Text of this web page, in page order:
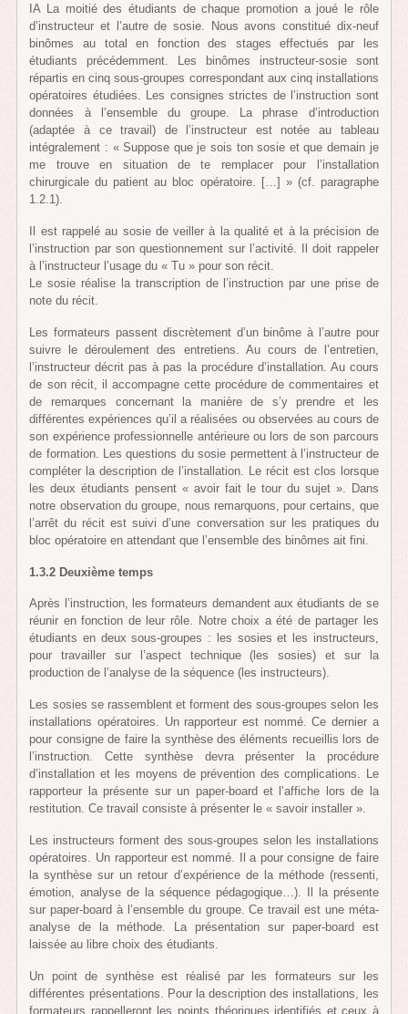
IA La moitié des étudiants de chaque promotion a joué le rôle
d’instructeur et l’autre de sosie. Nous avons constitué dix-neuf
binômes au total en fonction des stages effectués par les
étudiants précédemment. Les binômes instructeur-sosie sont
répartis en cinq sous-groupes correspondant aux cinq installations
opératoires étudiées. Les consignes strictes de l’instruction sont
données à l’ensemble du groupe. La phrase d’introduction
(adaptée à ce travail) de l’instructeur est notée au tableau
intégralement : « Suppose que je sois ton sosie et que demain je
me trouve en situation de te remplacer pour l’installation
chirurgicale du patient au bloc opératoire. […] » (cf. paragraphe
1.2.1).
Il est rappelé au sosie de veiller à la qualité et à la précision de
l’instruction par son questionnement sur l’activité. Il doit rappeler
à l’instructeur l’usage du « Tu » pour son récit.
Le sosie réalise la transcription de l’instruction par une prise de
note du récit.
Les formateurs passent discrètement d’un binôme à l’autre pour
suivre le déroulement des entretiens. Au cours de l’entretien,
l’instructeur décrit pas à pas la procédure d’installation. Au cours
de son récit, il accompagne cette procédure de commentaires et
de remarques concernant la manière de s’y prendre et les
différentes expériences qu’il a réalisées ou observées au cours de
son expérience professionnelle antérieure ou lors de son parcours
de formation. Les questions du sosie permettent à l’instructeur de
compléter la description de l’installation. Le récit est clos lorsque
les deux étudiants pensent « avoir fait le tour du sujet ». Dans
notre observation du groupe, nous remarquons, pour certains, que
l’arrêt du récit est suivi d’une conversation sur les pratiques du
bloc opératoire en attendant que l’ensemble des binômes ait fini.
1.3.2 Deuxième temps
Après l’instruction, les formateurs demandent aux étudiants de se
réunir en fonction de leur rôle. Notre choix a été de partager les
étudiants en deux sous-groupes : les sosies et les instructeurs,
pour travailler sur l’aspect technique (les sosies) et sur la
production de l’analyse de la séquence (les instructeurs).
Les sosies se rassemblent et forment des sous-groupes selon les
installations opératoires. Un rapporteur est nommé. Ce dernier a
pour consigne de faire la synthèse des éléments recueillis lors de
l’instruction. Cette synthèse devra présenter la procédure
d’installation et les moyens de prévention des complications. Le
rapporteur la présente sur un paper-board et l’affiche lors de la
restitution. Ce travail consiste à présenter le « savoir installer ».
Les instructeurs forment des sous-groupes selon les installations
opératoires. Un rapporteur est nommé. Il a pour consigne de faire
la synthèse sur un retour d’expérience de la méthode (ressenti,
émotion, analyse de la séquence pédagogique…). Il la présente
sur paper-board à l’ensemble du groupe. Ce travail est une méta-
analyse de la méthode. La présentation sur paper-board est
laissée au libre choix des étudiants.
Un point de synthèse est réalisé par les formateurs sur les
différentes présentations. Pour la description des installations, les
formateurs rappelleront les points théoriques identifiés et ceux à